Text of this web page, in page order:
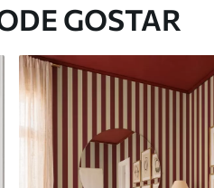
GOSTAR